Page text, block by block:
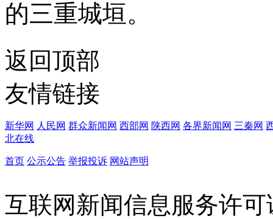
的三重城垣。
返回顶部
友情链接
新华网 人民网 群众新闻网 西部网 陕西网 各界新闻网 三秦网
北在线
首页 公示公告 举报投诉 网站声明
互联网新闻信息服务许